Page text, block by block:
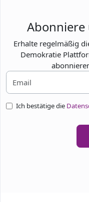
Abonniere
Erhalte regelmäßig
Demokratie
Ich bestätige die